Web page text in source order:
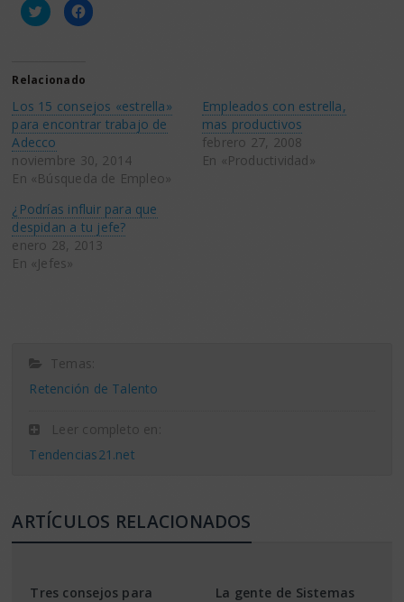
Haz
clic
(Se
abre
una
ventana
nueva)
Haz
clic
una
ventana
nueva)
Relacionado
Los 15 consejos «estrella»
para encontrar trabajo de
Adecco
noviembre 30, 2014
En «Búsqueda de Empleo»
Empleados con estrella,
mas productivos
febrero 27, 2008
En «Productividad»
¿Podrías influir para que
despidan a tu jefe?
enero 28, 2013
En «Jefes»
Temas:
Retención de Talento
Leer completo en:
Tendencias21.net
ARTÍCULOS RELACIONADOS
Tres consejos para
La gente de Sistemas